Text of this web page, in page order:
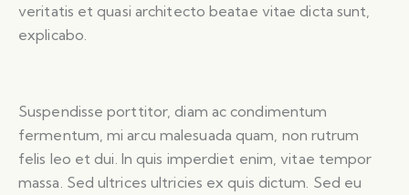
veritatis et quasi architecto beatae vitae dicta sunt,
explicabo.
Suspendisse porttitor, diam ac condimentum
fermentum, mi arcu malesuada quam, non rutrum
felis leo et dui. In quis imperdiet enim, vitae tempor
massa. Sed ultrices ultricies ex quis dictum. Sed eu